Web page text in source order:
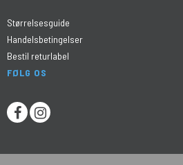
Størrelsesguide
Handelsbetingelser
Bestil returlabel
FØLG OS